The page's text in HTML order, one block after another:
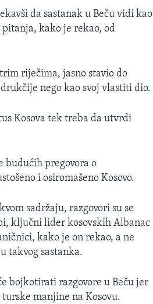
da sastanak u Beču vidi kao
kako je rekao, od
riječima, jasno stavio do
nego kao svoj vlastiti dio.
Kosova tek treba da utvrdi
budućih pregovora o
i osiromašeno Kosovo.
sadržaju, razgovori su se
ključni lider kosovskih Albanac
kako je on rekao, a ne
takvog sastanka.
bojkotirati razgovore u Beču jer
manjine na Kosovu.